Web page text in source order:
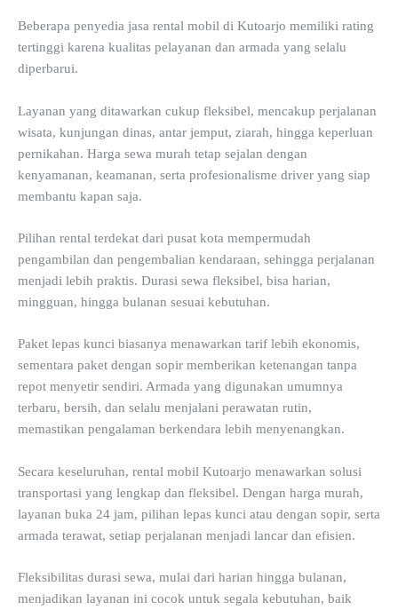
Beberapa penyedia jasa rental mobil di Kutoarjo memiliki rating
tertinggi karena kualitas pelayanan dan armada yang selalu
diperbarui.
Layanan yang ditawarkan cukup fleksibel, mencakup perjalanan
wisata, kunjungan dinas, antar jemput, ziarah, hingga keperluan
pernikahan. Harga sewa murah tetap sejalan dengan
kenyamanan, keamanan, serta profesionalisme driver yang siap
membantu kapan saja.
Pilihan rental terdekat dari pusat kota mempermudah
pengambilan dan pengembalian kendaraan, sehingga perjalanan
menjadi lebih praktis. Durasi sewa fleksibel, bisa harian,
mingguan, hingga bulanan sesuai kebutuhan.
Paket lepas kunci biasanya menawarkan tarif lebih ekonomis,
sementara paket dengan sopir memberikan ketenangan tanpa
repot menyetir sendiri. Armada yang digunakan umumnya
terbaru, bersih, dan selalu menjalani perawatan rutin,
memastikan pengalaman berkendara lebih menyenangkan.
Secara keseluruhan, rental mobil Kutoarjo menawarkan solusi
transportasi yang lengkap dan fleksibel. Dengan harga murah,
layanan buka 24 jam, pilihan lepas kunci atau dengan sopir, serta
armada terawat, setiap perjalanan menjadi lancar dan efisien.
Fleksibilitas durasi sewa, mulai dari harian hingga bulanan,
menjadikan layanan ini cocok untuk segala kebutuhan, baik